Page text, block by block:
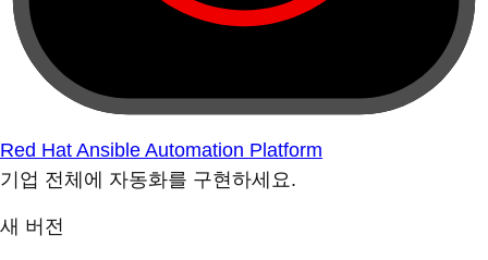
Red Hat Ansible Automation Platform
기업 전체에 자동화를 구현하세요.
새 버전